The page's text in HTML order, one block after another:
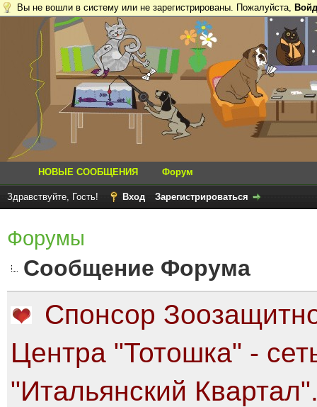
Вы не вошли в систему или не зарегистрированы. Пожалуйста,
НОВЫЕ СООБЩЕНИЯ Форум
Здравствуйте, Гость! Вход Зарегистрироваться
Форумы
Сообщение Форума
Спонсор
Центра "Тотошка" -
"Итальянский